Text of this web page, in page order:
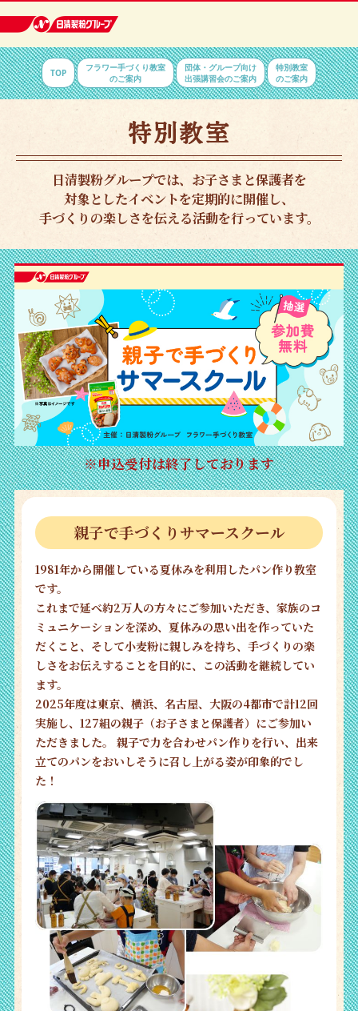
日清製粉
グルー
プ 健康
と信頼を
お届けす
TOP
フラワー手づくり教室
のご案内
団体・グループ向け
出張講習会のご案内
特別教室
のご案内
日清製粉グループでは、お子さまと保護者を
対象としたイベントを定期的に開催し、
手づくりの楽しさを伝える活動を行っています。
※申込受付は終了しております
親子で手づくりサマースクール
1981年から開催している夏休みを利用したパン作り教室
です。
これまで延べ約2万人の方々にご参加いただき、家族のコ
ミュニケーションを深め、夏休みの思い出を作っていた
だくこと、そして小麦粉に親しみを持ち、手づくりの楽
しさをお伝えすることを目的に、この活動を継続してい
ます。
2025年度は東京、横浜、名古屋、大阪の4都市で計12回
実施し、127組の親子（お子さまと保護者）にご参加い
ただきました。 親子で力を合わせパン作りを行い、出来
立てのパンをおいしそうに召し上がる姿が印象的でし
た！